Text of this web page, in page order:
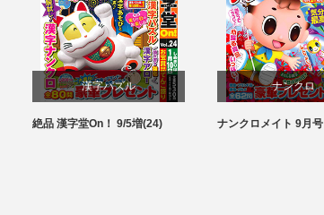
漢字パズル
パズル
絶品 漢字堂On！ 9/5増(24)
ナンクロ
パズル
ナンクロメイト 9月号